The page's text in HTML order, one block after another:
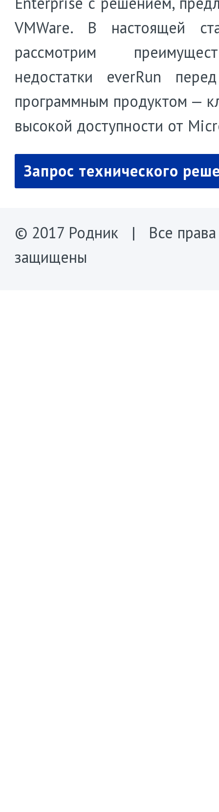
VMWare. В настоящей
рассмотрим
недостатки everRun
программным продуктом —
высокой доступности от
Запрос технического
© 2017 Родник | Все права
защищены